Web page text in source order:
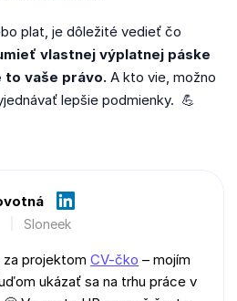
plat, je dôležité vedieť čo
vlastnej výplatnej páske
to vaše právo. A kto vie, možno
lepšie podmienky. 💪
Sloneek
za projektom CV-čko – mojím
ukázať sa na trhu práce v